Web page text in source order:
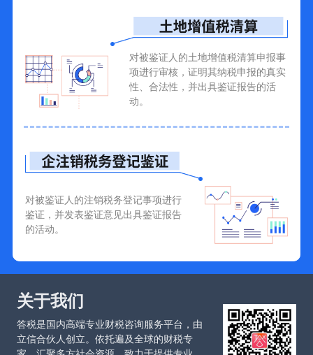
对被鉴证人的土地增值税清算申报事
项进行审核，证明其纳税申报的真实
性、合法性，并出具鉴证报告的活
动。
对被鉴证人的注销税务登记事项进行
鉴证，并发表鉴证意见出具鉴证报告
的活动。
关于我们
答税是国内高端专业财税咨询服务平台，由
立信合伙人创立。依托遍及全球的财税专